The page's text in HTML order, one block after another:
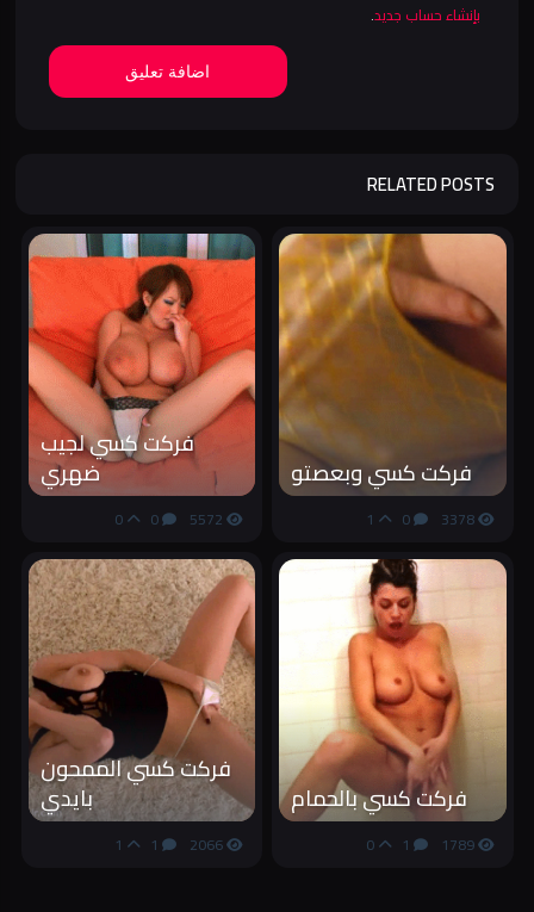
بإنشاء حساب جديد.
اضافة تعليق
RELATED POSTS
فركت كسي وبعصتو
3378
0
فركت كسي لجيب
ضهري
0
0
فركت كسي بالحمام
1789
0
فركت كسي الممحون
بايدي
2066